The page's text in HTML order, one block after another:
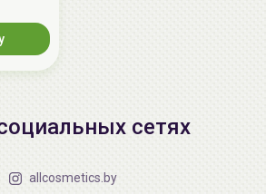
сетях
allcosmetics.by